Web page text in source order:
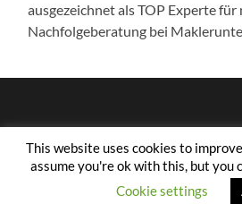
ausgezeichnet als TOP Experte
Nachfolgeberatung bei
This website uses cookies to
assume you're ok with this, but you
Cookie settings